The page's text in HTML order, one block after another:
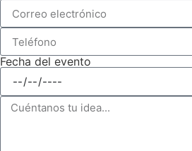
Fecha del evento